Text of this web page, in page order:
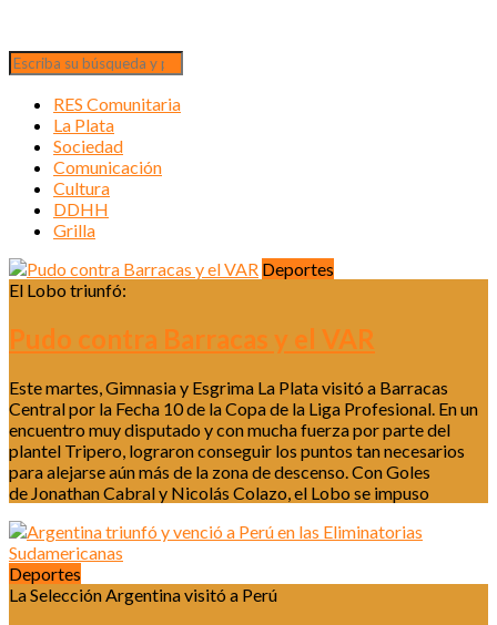
RES Comunitaria
La Plata
Sociedad
Comunicación
Cultura
DDHH
Grilla
Deportes
El Lobo triunfó:
Pudo contra Barracas y el VAR
Este martes, Gimnasia y Esgrima La Plata visitó a Barracas
Central por la Fecha 10 de la Copa de la Liga Profesional. En un
encuentro muy disputado y con mucha fuerza por parte del
plantel Tripero, lograron conseguir los puntos tan necesarios
para alejarse aún más de la zona de descenso. Con Goles
de Jonathan Cabral y Nicolás Colazo, el Lobo se impuso
Deportes
La Selección Argentina visitó a Perú